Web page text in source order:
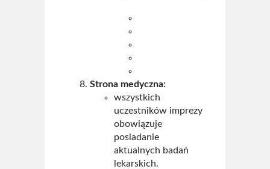
Strona medyczna:
wszystkich
uczestników imprezy
obowiązuje
posiadanie
aktualnych badań
lekarskich.